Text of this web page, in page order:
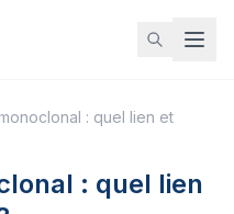
: quel lien et
: quel lien